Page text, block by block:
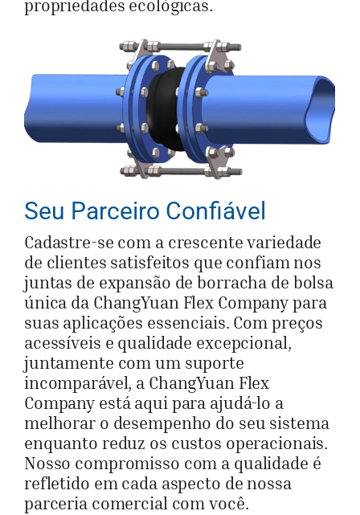
propriedades ecológicas.
Seu Parceiro Confiável
Cadastre-se com a crescente variedade
de clientes satisfeitos que confiam nos
juntas de expansão de borracha de bolsa
única da ChangYuan Flex Company para
suas aplicações essenciais. Com preços
acessíveis e qualidade excepcional,
juntamente com um suporte
incomparável, a ChangYuan Flex
Company está aqui para ajudá-lo a
melhorar o desempenho do seu sistema
enquanto reduz os custos operacionais.
Nosso compromisso com a qualidade é
refletido em cada aspecto de nossa
parceria comercial com você.